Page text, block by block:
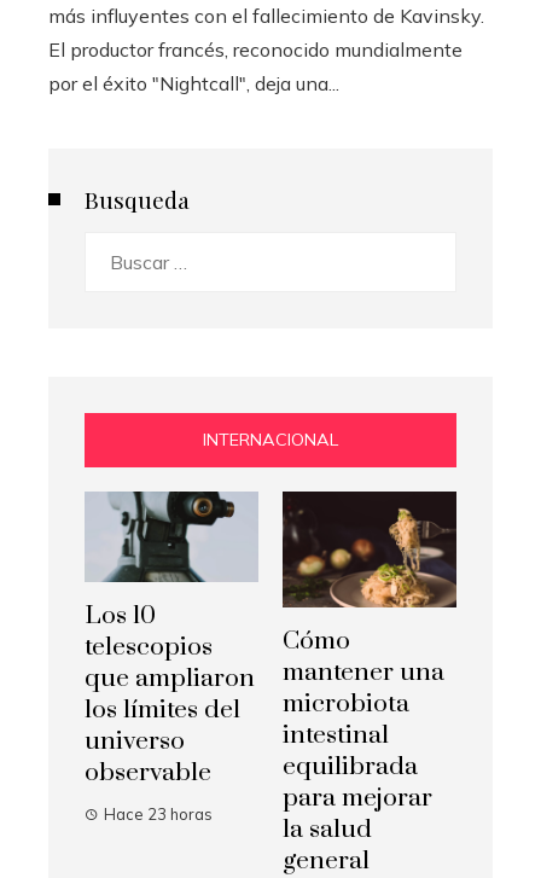
más influyentes con el fallecimiento de Kavinsky.
El productor francés, reconocido mundialmente
por el éxito "Nightcall", deja una...
Busqueda
INTERNACIONAL
Los 10
telescopios
que ampliaron
los límites del
universo
observable
Hace 23 horas
Cómo
mantener una
microbiota
intestinal
equilibrada
para mejorar
la salud
general